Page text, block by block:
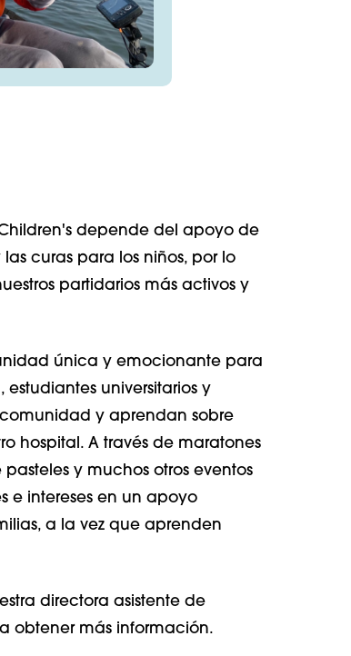
depende del apoyo de
curas para los niños, por lo
partidarios más activos y
única y emocionante para
universitarios y
y aprendan sobre
hospital. A través de maratones
y muchos otros eventos
e intereses en un apoyo
a la vez que aprenden
directora asistente de
obtener más información.